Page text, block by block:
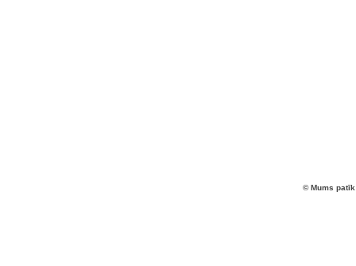
© Mums